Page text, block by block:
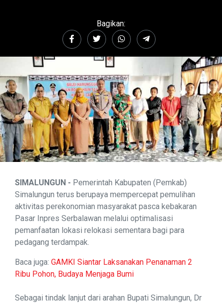
Bagikan:
SIMALUNGUN - Pemerintah Kabupaten (Pemkab)
Simalungun terus berupaya mempercepat pemulihan
aktivitas perekonomian masyarakat pasca kebakaran
Pasar Inpres Serbalawan melalui optimalisasi
pemanfaatan lokasi relokasi sementara bagi para
pedagang terdampak.
Baca juga: GAMKI Siantar Laksanakan Penanaman 2
Ribu Pohon, Budaya Menjaga Bumi
Sebagai tindak lanjut dari arahan Bupati Simalungun, Dr